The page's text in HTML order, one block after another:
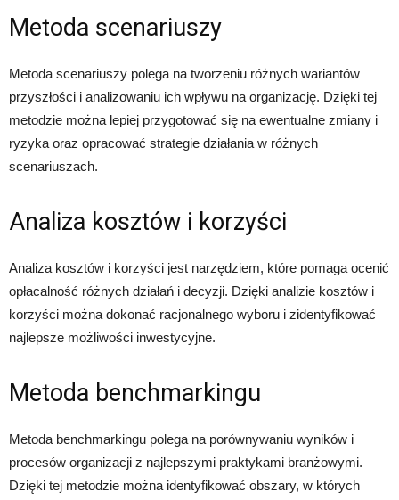
Metoda scenariuszy
Metoda scenariuszy polega na tworzeniu różnych wariantów
przyszłości i analizowaniu ich wpływu na organizację. Dzięki tej
metodzie można lepiej przygotować się na ewentualne zmiany i
ryzyka oraz opracować strategie działania w różnych
scenariuszach.
Analiza kosztów i korzyści
Analiza kosztów i korzyści jest narzędziem, które pomaga ocenić
opłacalność różnych działań i decyzji. Dzięki analizie kosztów i
korzyści można dokonać racjonalnego wyboru i zidentyfikować
najlepsze możliwości inwestycyjne.
Metoda benchmarkingu
Metoda benchmarkingu polega na porównywaniu wyników i
procesów organizacji z najlepszymi praktykami branżowymi.
Dzięki tej metodzie można identyfikować obszary, w których